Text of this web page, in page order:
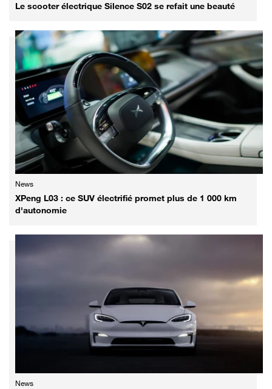
Le scooter électrique Silence S02 se refait une beauté
News
XPeng L03 : ce SUV électrifié promet plus de 1 000 km
d'autonomie
News